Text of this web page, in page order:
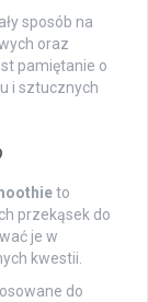
sposób na
oraz
pamiętanie o
i sztucznych
to
przekąsek do
je w
kwestii.
do